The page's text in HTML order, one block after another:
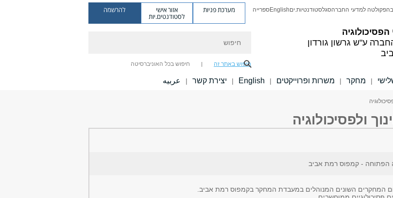
ע"ש גרשון גורדון
הפקולטה למדעי החברהסגלסטודנטיות.יםEnglishספרייה מערכת פניות אזור אישי
לסטודנטים.יות
להרשמה
חיפוש באתר זה חיפוש בכל האוניברסיטה
| מחקר | משרות ופרוייקטים |
English
| יצירת קשר | عربيه
ולפסיכולוגיה
הפתוחה - קמפוס רמת אביב
המחקרים השונים המנוהלים במעבדת המחקר בקמפוס רמת אביב.